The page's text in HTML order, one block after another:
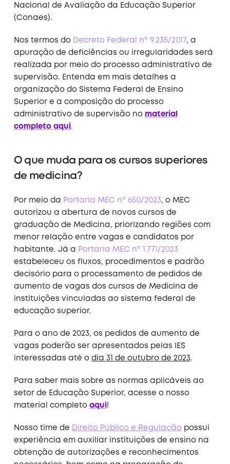
Nacional de Avaliação da Educação Superior
(Conaes).
Nos termos do Decreto Federal nº 9.235/2017, a
apuração de deficiências ou irregularidades será
realizada por meio do processo administrativo de
supervisão. Entenda em mais detalhes a
organização do Sistema Federal de Ensino
Superiore a composição do processo
administrativo de supervisão no material
completo aqui .
O que muda para os cursos superiores
de medicina?
Por meio da Portaria MEC nº 650/2023, o MEC
autorizou a abertura de novos cursos de
graduação de Medicina, priorizando regiões com
menor relação entre vagas e candidatos por
habitante. Já a Portaria MEC nº 1.771/2023
estabeleceu os fluxos, procedimentos e padrão
decisório para o processamento de pedidos de
aumento de vagas dos cursos de Medicina de
instituições vinculadas ao sistema federal de
educação superior.
Para o ano de 2023, os pedidos de aumento de
vagas poderão ser apresentados pelas IES
interessadas até o dia 31 de outubro de 2023.
Para saber mais sobre as normas aplicáveis ao
setor de Educação Superior, acesse o nosso
material completo aqui !
Nosso time de Direito Público e Regulação possui
experiência em auxiliar instituições de ensino na
obtenção de autorizações e reconhecimentos